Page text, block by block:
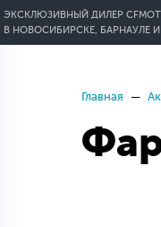
ЭКСКЛЮЗИВНЫЙ ДИЛЕР
В НОВОСИБИРСКЕ, БАРНАУЛЕ
Главная